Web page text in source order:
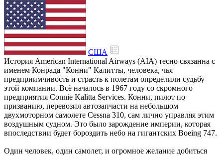
США
История American International Airways (AIA) тесно связанна с
именем Конрада "Конни" Калитты, человека, чья
предприимчивость и страсть к полетам определили судьбу
этой компании. Всё началось в 1967 году со скромного
предприятия Connie Kalitta Services. Конни, пилот по
призванию, перевозил автозапчасти на небольшом
двухмоторном самолете Cessna 310, сам лично управляя этим
воздушным судном. Это было зарождение империи, которая
впоследствии будет бороздить небо на гигантских Boeing 747.
Один человек, один самолет, и огромное желание добиться